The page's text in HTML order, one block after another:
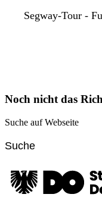
Segway-Tour -
Noch nicht das
Suche auf Webseite